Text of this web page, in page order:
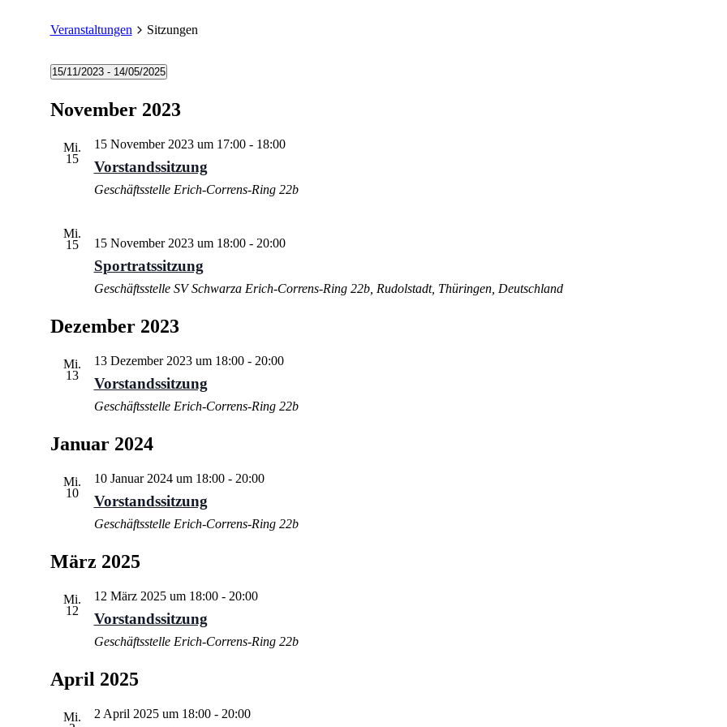
Veranstaltungen Sitzungen
15/11/2023 - 14/05/2025
wählen.
November 2023
Mi.
15
15 November 2023 um 17:00- 18:00
Vorstandssitzung
Geschäftsstelle Erich-Correns-Ring 22b
Mi.
15
15 November 2023 um 18:00- 20:00
Sportratssitzung
Geschäftsstelle SV Schwarza Erich-Correns-Ring 22b, Rudolstadt, Thüringen, Deutschland
Dezember 2023
Mi.
13
13 Dezember 2023 um 18:00- 20:00
Vorstandssitzung
Geschäftsstelle Erich-Correns-Ring 22b
Januar 2024
Mi.
10
10 Januar 2024 um 18:00- 20:00
Vorstandssitzung
Geschäftsstelle Erich-Correns-Ring 22b
März 2025
Mi.
12
12 März 2025 um 18:00- 20:00
Vorstandssitzung
Geschäftsstelle Erich-Correns-Ring 22b
April 2025
Mi.
2 April 2025 um 18:00- 20:00